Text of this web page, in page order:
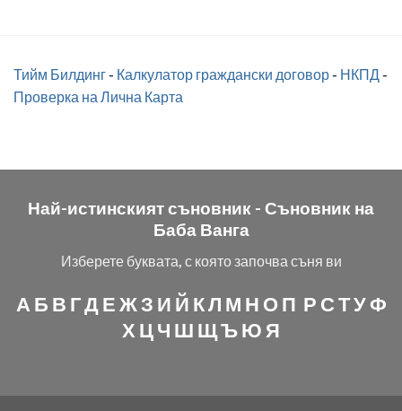
Тийм Билдинг- Калкулатор граждански договор- НКПД-
Проверка на Лична Карта
Най-истинският съновник - Съновник на
Баба Ванга
Изберете буквата, с която започва съня ви
А Б В ГДЕЖЗ И Й КЛ М Н О П Р СТУФ
Х ЦЧ Ш ЩЪЮ Я